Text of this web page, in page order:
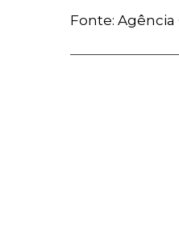
Fonte: